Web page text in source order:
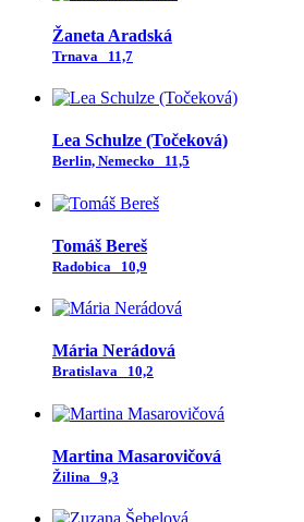
Žaneta Aradská
Trnava 11,7
Lea Schulze (Točeková)
Berlin, Nemecko 11,5
Tomáš Bereš
Radobica 10,9
Mária Nerádová
Bratislava 10,2
Martina Masarovičová
Žilina 9,3